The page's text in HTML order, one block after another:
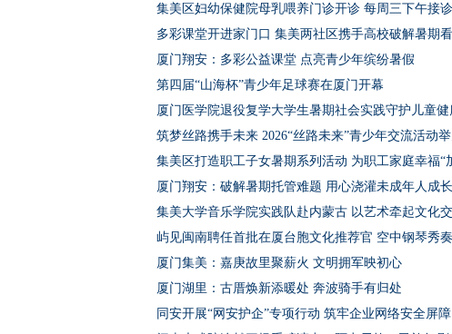
集美区妇幼保健院母乳喂养门诊开诊 每周三下午接诊
多彩课堂开进家门口 集美两社区携手高校破解暑期
厦门翔安：多彩公益课堂 点亮青少年缤纷暑假
第四届“山海杯”青少年足球赛在厦门开幕
厦门医学院退役复学大学生暑期社会实践守护儿童健
筑梦丝路携手未来 2026“丝路未来”青少年交流活动
集美区打造职工子女暑期系列活动 为职工家庭幸福“
厦门翔安：破解暑期托管难题 用心浇灌未成年人成
集美大学音乐学院实践队赴内蒙古 以艺术牵起文化
屿见闽南聘任首批在厦台胞文化推荐官 空中钢琴秀
厦门集美：嘉庚故里聚薪火 文明拥军映初心
厦门湖里：古厝焕新添暖处 奔波骑手有归处
同安开展“网安护企”专项行动 筑牢企业网络安全屏障